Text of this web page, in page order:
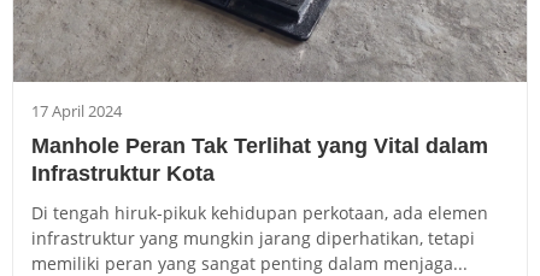
17 April 2024
Manhole Peran Tak Terlihat yang Vital dalam
Infrastruktur Kota
Di tengah hiruk-pikuk kehidupan perkotaan, ada elemen
infrastruktur yang mungkin jarang diperhatikan, tetapi
memiliki peran yang sangat penting dalam menjaga...